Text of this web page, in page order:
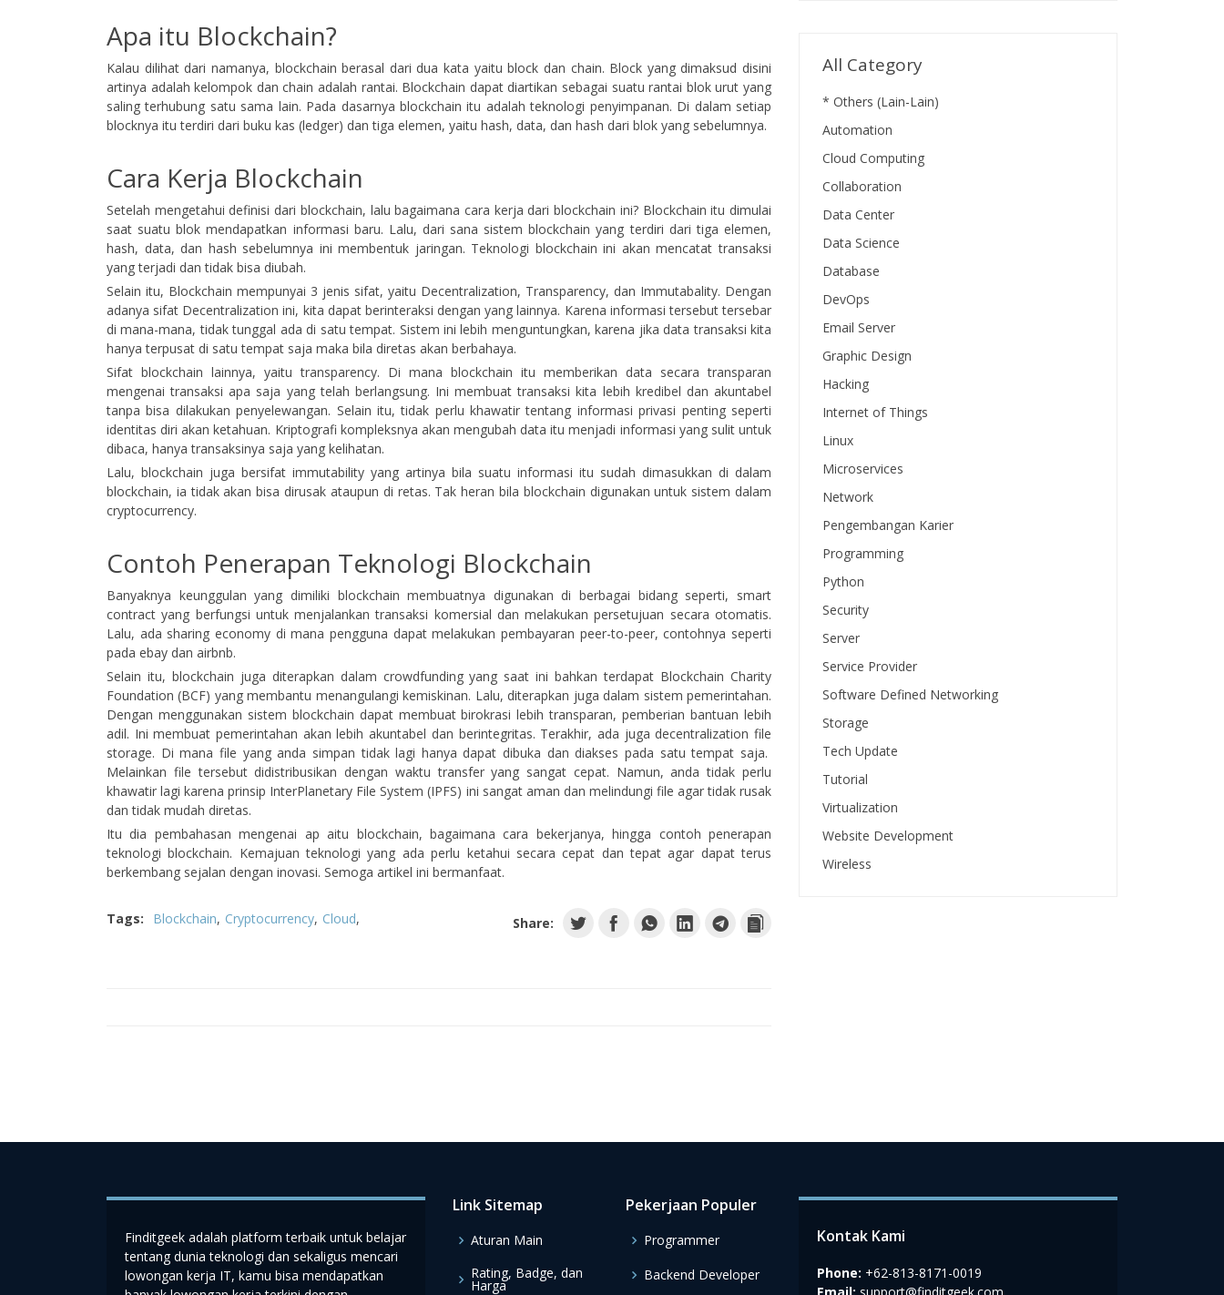
Apa itu Blockchain?
Kalau dilihat dari namanya, blockchain berasal dari dua kata yaitu block dan chain. Block yang dimaksud disini
artinya adalah kelompok dan chain adalah rantai. Blockchain dapat diartikan sebagai suatu rantai blok urut yang
saling terhubung satu sama lain. Pada dasarnya blockchain itu adalah teknologi penyimpanan. Di dalam setiap
blocknya itu terdiri dari buku kas (ledger) dan tiga elemen, yaitu hash, data, dan hash dari blok yang sebelumnya.
Cara Kerja Blockchain
Setelah mengetahui definisi dari blockchain, lalu bagaimana cara kerja dari blockchain ini? Blockchain itu dimulai
saat suatu blok mendapatkan informasi baru. Lalu, dari sana sistem blockchain yang terdiri dari tiga elemen,
hash, data, dan hash sebelumnya ini membentuk jaringan. Teknologi blockchain ini akan mencatat transaksi
yang terjadi dan tidak bisa diubah.
Selain itu, Blockchain mempunyai 3 jenis sifat, yaitu Decentralization, Transparency, dan Immutabality. Dengan
adanya sifat Decentralization ini, kita dapat berinteraksi dengan yang lainnya. Karena informasi tersebut tersebar
di mana-mana, tidak tunggal ada di satu tempat. Sistem ini lebih menguntungkan, karena jika data transaksi kita
hanya terpusat di satu tempat saja maka bila diretas akan berbahaya.
Sifat blockchain lainnya, yaitu transparency. Di mana blockchain itu memberikan data secara transparan
mengenai transaksi apa saja yang telah berlangsung. Ini membuat transaksi kita lebih kredibel dan akuntabel
tanpa bisa dilakukan penyelewangan. Selain itu, tidak perlu khawatir tentang informasi privasi penting seperti
identitas diri akan ketahuan. Kriptografi kompleksnya akan mengubah data itu menjadi informasi yang sulit untuk
dibaca, hanya transaksinya saja yang kelihatan.
Lalu, blockchain juga bersifat immutability yang artinya bila suatu informasi itu sudah dimasukkan di dalam
blockchain, ia tidak akan bisa dirusak ataupun di retas. Tak heran bila blockchain digunakan untuk sistem dalam
cryptocurrency.
Contoh Penerapan Teknologi Blockchain
Banyaknya keunggulan yang dimiliki blockchain membuatnya digunakan di berbagai bidang seperti, smart
contract yang berfungsi untuk menjalankan transaksi komersial dan melakukan persetujuan secara otomatis.
Lalu, ada sharing economy di mana pengguna dapat melakukan pembayaran peer-to-peer, contohnya seperti
pada ebay dan airbnb.
Selain itu, blockchain juga diterapkan dalam crowdfunding yang saat ini bahkan terdapat Blockchain Charity
Foundation (BCF) yang membantu menangulangi kemiskinan. Lalu, diterapkan juga dalam sistem pemerintahan.
Dengan menggunakan sistem blockchain dapat membuat birokrasi lebih transparan, pemberian bantuan lebih
adil. Ini membuat pemerintahan akan lebih akuntabel dan berintegritas. Terakhir, ada juga decentralization file
storage. Di mana file yang anda simpan tidak lagi hanya dapat dibuka dan diakses pada satu tempat saja.
Melainkan file tersebut didistribusikan dengan waktu transfer yang sangat cepat. Namun, anda tidak perlu
khawatir lagi karena prinsip InterPlanetary File System (IPFS) ini sangat aman dan melindungi file agar tidak rusak
dan tidak mudah diretas.
Itu dia pembahasan mengenai ap aitu blockchain, bagaimana cara bekerjanya, hingga contoh penerapan
teknologi blockchain. Kemajuan teknologi yang ada perlu ketahui secara cepat dan tepat agar dapat terus
berkembang sejalan dengan inovasi. Semoga artikel ini bermanfaat.
Tags: Blockchain Cryptocurrency Cloud Share:
All Category
* Others (Lain-Lain)
Automation
Cloud Computing
Collaboration
Data Center
Data Science
Database
DevOps
Email Server
Graphic Design
Hacking
Internet of Things
Linux
Microservices
Network
Pengembangan Karier
Programming
Python
Security
Server
Service Provider
Software Defined Networking
Storage
Tech Update
Tutorial
Virtualization
Website Development
Wireless
Finditgeek adalah platform terbaik untuk belajar
tentang dunia teknologi dan sekaligus mencari
lowongan kerja IT, kamu bisa mendapatkan
Link Sitemap
Aturan Main
Rating, Badge, dan
Harga
Pekerjaan Populer
Programmer
Backend Developer
Kontak Kami
Phone: +62-813-8171-0019